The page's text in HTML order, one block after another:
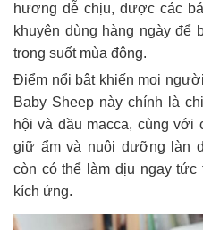
hương dễ chịu, được các
khuyên dùng hàng ngày để
trong suốt mùa đông.
Điểm nổi bật khiến mọi
Baby Sheep này chính là
hội và dầu macca, cùng với
giữ ẩm và nuôi dưỡng làn
còn có thể làm dịu ngay
kích ứng.